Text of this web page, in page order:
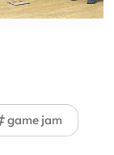
game jam